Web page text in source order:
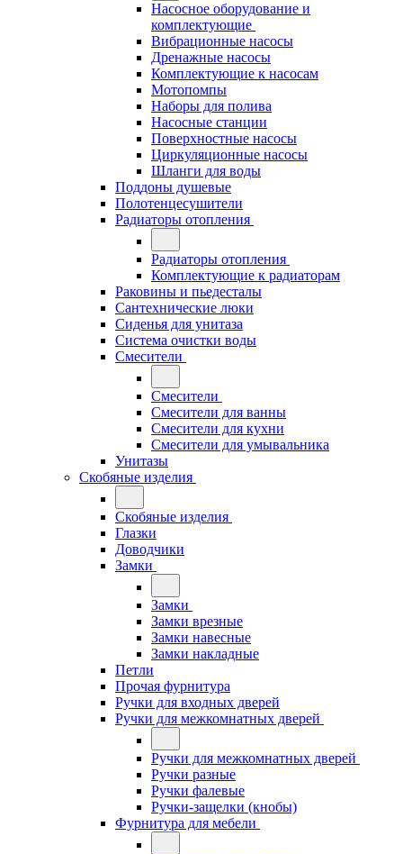
Насосное оборудование и
комплектующие
Вибрационные насосы
Дренажные насосы
Комплектующие к насосам
Мотопомпы
Наборы для полива
Насосные станции
Поверхностные насосы
Циркуляционные насосы
Шланги для воды
Поддоны душевые
Полотенцесушители
Радиаторы отопления
Радиаторы отопления
Комплектующие к радиаторам
Раковины и пьедесталы
Сантехнические люки
Сиденья для унитаза
Система очистки воды
Смесители
Смесители
Смесители для ванны
Смесители для кухни
Смесители для умывальника
Унитазы
Скобяные изделия
Скобяные изделия
Глазки
Доводчики
Замки
Замки
Замки врезные
Замки навесные
Замки накладные
Петли
Прочая фурнитура
Ручки для входных дверей
Ручки для межкомнатных дверей
Ручки для межкомнатных дверей
Ручки разные
Ручки фалевые
Ручки-защелки (кнобы)
Фурнитура для мебели